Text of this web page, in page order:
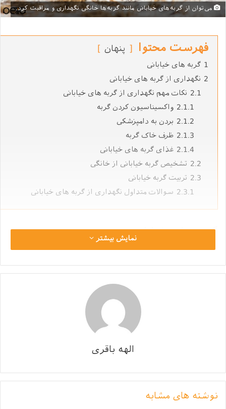
می‌توان از گربه‌های خیابانی مانند گربه‌ها خانگی نگهداری و مراقبت کرد.
فهرست محتوا پنهان
1 گربه ‌های خیابانی
2 نگهداری از گربه ‌های خیابانی
2.1 نکات مهم نگهداری از گربه ‌های خیابانی
2.1.1 واکسیناسیون کردن گربه
2.1.2 بردن به دامپزشکی
2.1.3 ظرف خاک گربه
2.1.4 غذای گربه ‌های خیابانی
2.2 تشخیص گربه خیابانی از خانگی
2.3 تربیت گربه‌ خیابانی
2.3.1 سوالات متداول نگهداری از گربه ‌‌های خیابانی
گربه ‌های خیابانی
بازیگوش هستند و بسیار مستقل نیز هستند. گربه ‌های
ماده وظیفه‌ی نگهداری از بچه‌ گربه‌ ها را تا موقعی که بتوانند
از خود محافظت بکنند دارد، ولی گاهی ممکن است در
مواقعی گربه‌ی ماده دوباره آبستن بشود و نتواند مدت زیادی
از بچه گربه‌هایش نگهداری کند. گربه‌های نر وظیفه نگهداری
از بچه‌ گربه‌ها را ندارد و حتی بچه گربه‌های نر را رقیب خود
می‌خوانیم.
بچه گربه‌ها وقتی که بزرگ بشوند و توانایی محافظت کردن از
نمایش بیشتر
الهه باقری
نوشته های مشابه